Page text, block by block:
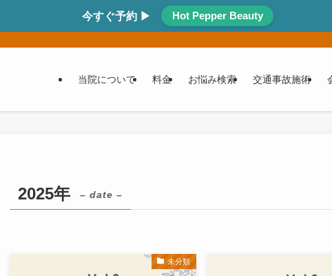
今すぐ予約 ▶ Hot Pepper Beauty
当院について 料金 お悩み検索 交通事故施術
2025年 – date –
未分類